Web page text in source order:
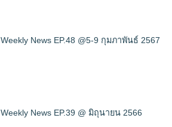
Weekly News EP.48 @5-9 กุมภาพันธ์ 2567
Weekly News EP.39 @ มิถุนายน 2566